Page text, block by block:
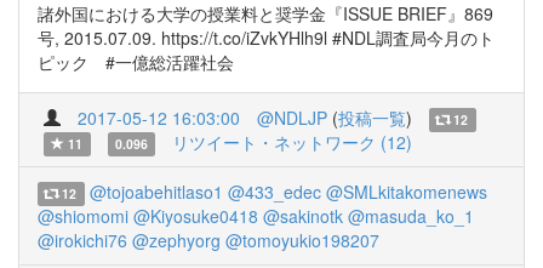
諸外国における大学の授業料と奨学金『ISSUE BRIEF』869
号, 2015.07.09. https://t.co/iZvkYHlh9l #NDL調査局今月のト
ピック #一億総活躍社会
2017-05-12 16:03:00 @NDLJP (投稿一覧)
12
11
0.096 リツイート・ネットワーク (12)
12 @tojoabehitlaso1 @433_edec @SMLkitakomenews
@shiomomi @Kiyosuke0418 @sakinotk @masuda_ko_1
@irokichi76 @zephyorg @tomoyukio198207